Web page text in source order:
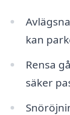
kan
Rensa
säker